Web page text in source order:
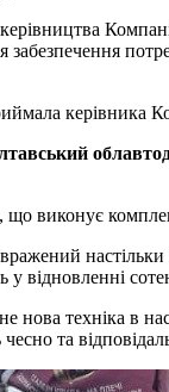
забезпечення
керівника
що виконує
настільки
у відновленні
нова техніка в
та